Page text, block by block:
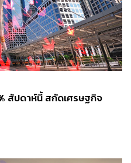
สัปดาห์นี้ สกัดเศรษฐกิจ